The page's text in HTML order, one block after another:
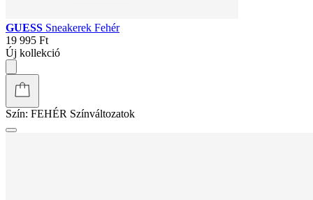
GUESS Sneakerek Fehér
19 995 Ft
Új kollekció
Szín: FEHÉR Színváltozatok